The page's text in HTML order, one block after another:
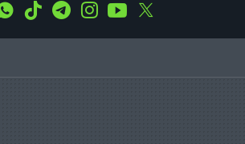
WhatsApp
Tiktok TelegramInstagramYoutube